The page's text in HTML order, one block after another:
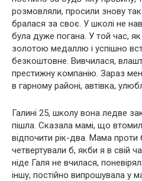
розмовляли, просили знову
бралася за своє. У школі не
була дуже погана. У той час, як
золотою медаллю і успішно
безкоштовне. Вивчилася,
престижну компанію. Зараз
в гарному районі, автівка,
Галині 25, школу вона ледве
пішла. Сказала мамі, що
відпочити рік-два. Мама
четвертували б, якби я в свій
ніде Галя не вчилася,
іншу, постійно випрошувала у